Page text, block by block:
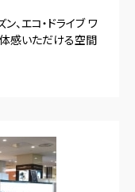
、エコ・ドライブ ワ
体感いただける空間